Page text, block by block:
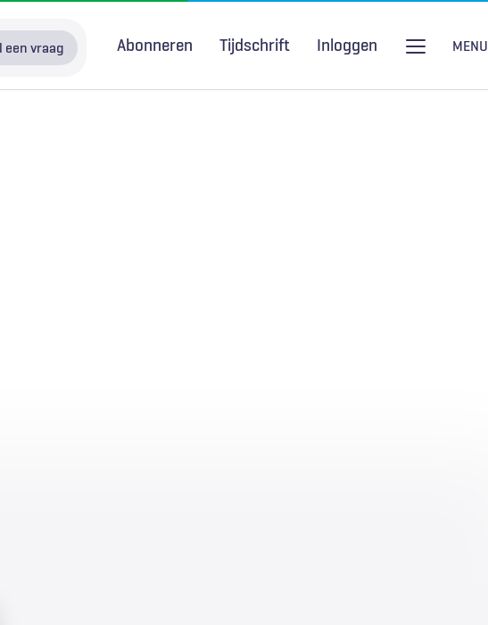
een vraag Abonneren Tijdschrift Inloggen MENU
artikelen